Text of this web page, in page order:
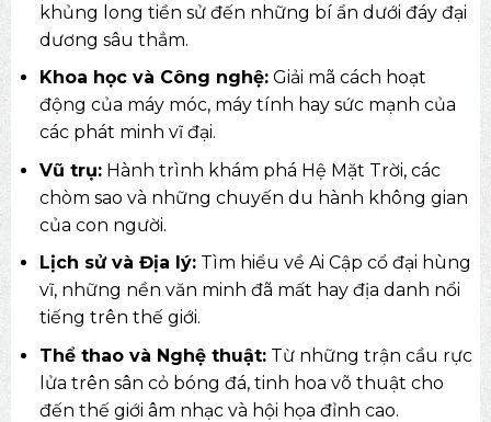
khủng long tiền sử đến những bí ẩn dưới đáy đại
dương sâu thẳm.
Khoa học và Công nghệ:Giải mã cách hoạt
động của máy móc, máy tính hay sức mạnh của
các phát minh vĩ đại.
Vũ trụ:Hành trình khám phá Hệ Mặt Trời, các
chòm sao và những chuyến du hành không gian
của con người.
Lịch sử và Địa lý:Tìm hiểu về Ai Cập cổ đại hùng
vĩ, những nền văn minh đã mất hay địa danh nổi
tiếng trên thế giới.
Thể thao và Nghệ thuật:Từ những trận cầu rực
lửa trên sân cỏ bóng đá, tinh hoa võ thuật cho
đến thế giới âm nhạc và hội họa đỉnh cao.